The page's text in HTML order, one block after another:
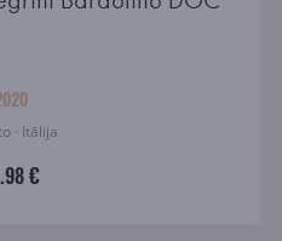
· Itālija
€